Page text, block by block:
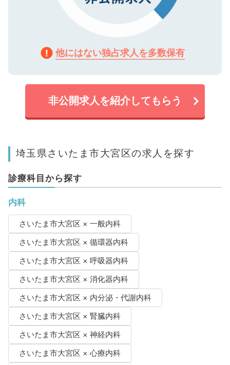
他にはない独占求人を多数保有
非公開求人を紹介してもらう
埼玉県さいたま市大宮区の求人を探す
診療科目から探す
内科
さいたま市大宮区 × 一般内科
さいたま市大宮区 × 循環器内科
さいたま市大宮区 × 呼吸器内科
さいたま市大宮区 × 消化器内科
さいたま市大宮区 × 内分泌・代謝内科
さいたま市大宮区 × 腎臓内科
さいたま市大宮区 × 神経内科
さいたま市大宮区 × 心療内科